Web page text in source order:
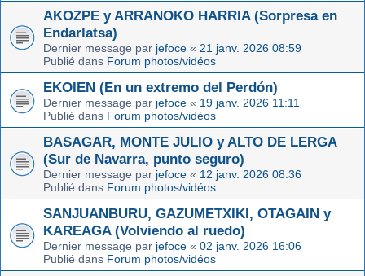
AKOZPE y ARRANOKO HARRIA (Sorpresa en
Endarlatsa)
Dernier message par jefoce « 21 janv. 2026 08:59
Publié dans Forum photos/vidéos
EKOIEN (En un extremo del Perdón)
Dernier message par jefoce « 19 janv. 2026 11:11
Publié dans Forum photos/vidéos
BASAGAR, MONTE JULIO y ALTO DE LERGA
(Sur de Navarra, punto seguro)
Dernier message par jefoce « 12 janv. 2026 08:36
Publié dans Forum photos/vidéos
SANJUANBURU, GAZUMETXIKI, OTAGAIN y
KAREAGA (Volviendo al ruedo)
Dernier message par jefoce « 02 janv. 2026 16:06
Publié dans Forum photos/vidéos